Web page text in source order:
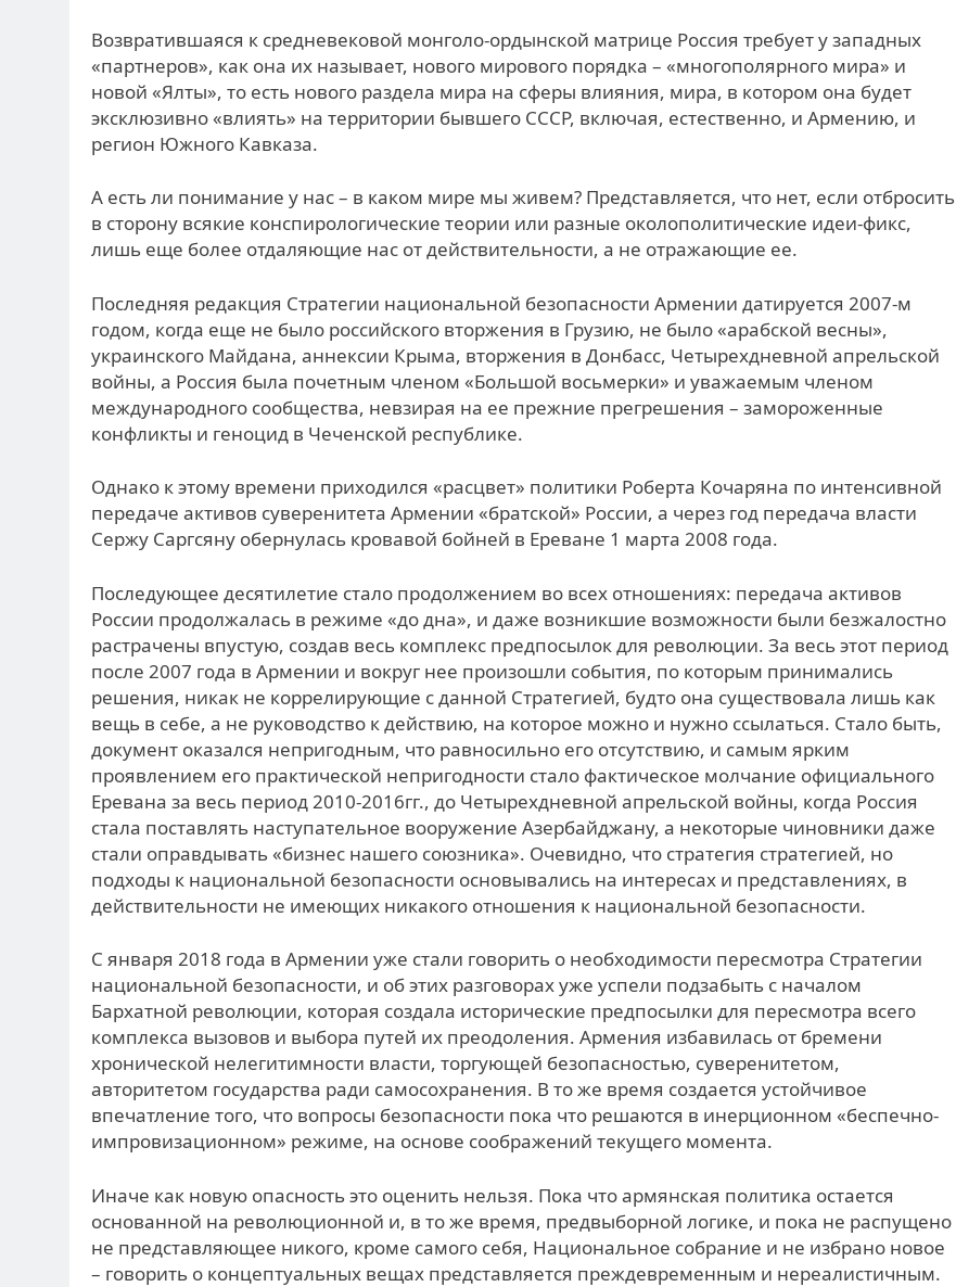
Возвратившаяся к средневековой монголо-ордынской матрице Россия требует у западных
«партнеров», как она их называет, нового мирового порядка – «многополярного мира» и
новой «Ялты», то есть нового раздела мира на сферы влияния, мира, в котором она будет
эксклюзивно «влиять» на территории бывшего СССР, включая, естественно, и Армению, и
регион Южного Кавказа.
А есть ли понимание у нас – в каком мире мы живем? Представляется, что нет, если отбросить
в сторону всякие конспирологические теории или разные околополитические идеи-фикс,
лишь еще более отдаляющие нас от действительности, а не отражающие ее.
Последняя редакция Стратегии национальной безопасности Армении датируется 2007-м
годом, когда еще не было российского вторжения в Грузию, не было «арабской весны»,
украинского Майдана, аннексии Крыма, вторжения в Донбасс, Четырехдневной апрельской
войны, а Россия была почетным членом «Большой восьмерки» и уважаемым членом
международного сообщества, невзирая на ее прежние прегрешения – замороженные
конфликты и геноцид в Чеченской республике.
Однако к этому времени приходился «расцвет» политики Роберта Кочаряна по интенсивной
передаче активов суверенитета Армении «братской» России, а через год передача власти
Сержу Саргсяну обернулась кровавой бойней в Ереване 1 марта 2008 года.
Последующее десятилетие стало продолжением во всех отношениях: передача активов
России продолжалась в режиме «до дна», и даже возникшие возможности были безжалостно
растрачены впустую, создав весь комплекс предпосылок для революции. За весь этот период
после 2007 года в Армении и вокруг нее произошли события, по которым принимались
решения, никак не коррелирующие с данной Стратегией, будто она существовала лишь как
вещь в себе, а не руководство к действию, на которое можно и нужно ссылаться. Стало быть,
документ оказался непригодным, что равносильно его отсутствию, и самым ярким
проявлением его практической непригодности стало фактическое молчание официального
Еревана за весь период 2010-2016гг., до Четырехдневной апрельской войны, когда Россия
стала поставлять наступательное вооружение Азербайджану, а некоторые чиновники даже
стали оправдывать «бизнес нашего союзника». Очевидно, что стратегия стратегией, но
подходы к национальной безопасности основывались на интересах и представлениях, в
действительности не имеющих никакого отношения к национальной безопасности.
С января 2018 года в Армении уже стали говорить о необходимости пересмотра Стратегии
национальной безопасности, и об этих разговорах уже успели подзабыть с началом
Бархатной революции, которая создала исторические предпосылки для пересмотра всего
комплекса вызовов и выбора путей их преодоления. Армения избавилась от бремени
хронической нелегитимности власти, торгующей безопасностью, суверенитетом,
авторитетом государства ради самосохранения. В то же время создается устойчивое
впечатление того, что вопросы безопасности пока что решаются в инерционном «беспечно-
импровизационном» режиме, на основе соображений текущего момента.
Иначе как новую опасность это оценить нельзя. Пока что армянская политика остается
основанной на революционной и, в то же время, предвыборной логике, и пока не распущено
не представляющее никого, кроме самого себя, Национальное собрание и не избрано новое
– говорить о концептуальных вещах представляется преждевременным и нереалистичным.